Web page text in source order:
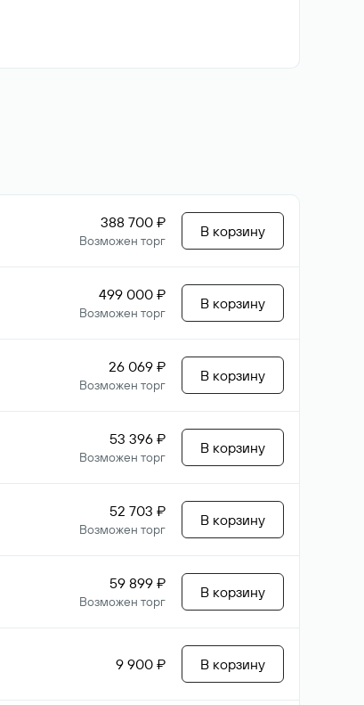
388 700 ₽
Возможен торг
В корзину
499 000 ₽
Возможен торг
В корзину
26 069 ₽
Возможен торг
В корзину
53 396 ₽
Возможен торг
В корзину
52 703 ₽
Возможен торг
В корзину
59 899 ₽
Возможен торг
В корзину
9 900 ₽ В корзину